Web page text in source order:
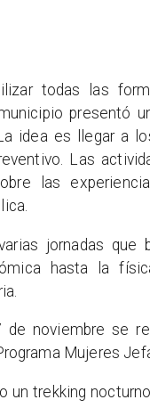
todas las
presentó
idea es llegar a
Las
las
jornadas
hasta la
noviembre se
Mujeres
un trekking